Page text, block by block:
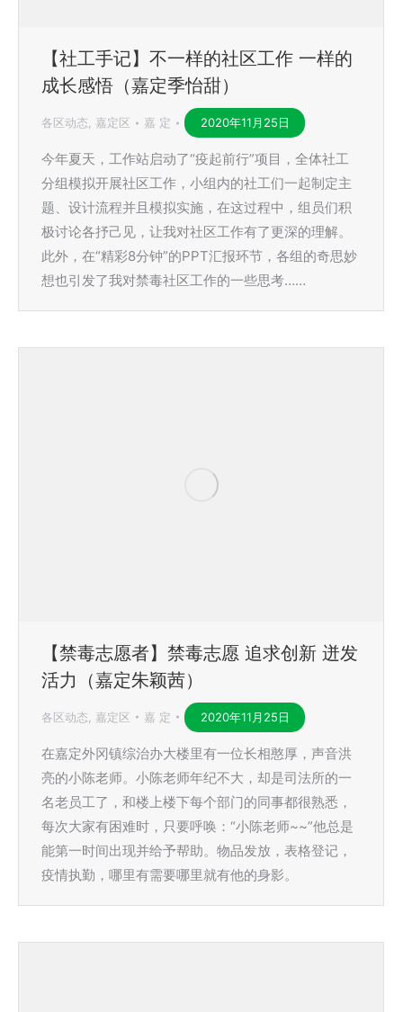
【社工手记】不一样的社区工作 一样的
成长感悟（嘉定季怡甜）
各区动态 嘉定区 嘉 定 2020年11月25日
今年夏天，工作站启动了“疫起前行”项目，全体社工
分组模拟开展社区工作，小组内的社工们一起制定主
题、设计流程并且模拟实施，在这过程中，组员们积
极讨论各抒己见，让我对社区工作有了更深的理解。
此外，在“精彩8分钟”的PPT汇报环节，各组的奇思妙
想也引发了我对禁毒社区工作的一些思考……
【禁毒志愿者】禁毒志愿 追求创新 迸发
活力（嘉定朱颖茜）
各区动态 嘉定区 嘉 定 2020年11月25日
在嘉定外冈镇综治办大楼里有一位长相憨厚，声音洪
亮的小陈老师。小陈老师年纪不大，却是司法所的一
名老员工了，和楼上楼下每个部门的同事都很熟悉，
每次大家有困难时，只要呼唤：“小陈老师~~”他总是
能第一时间出现并给予帮助。物品发放，表格登记，
疫情执勤，哪里有需要哪里就有他的身影。